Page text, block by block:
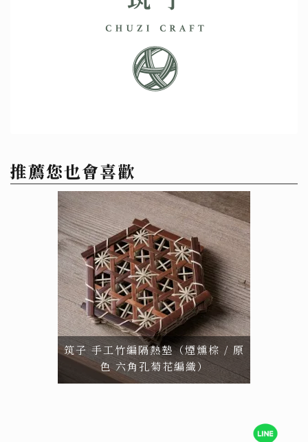
推薦您也會喜歡
筑子 手工竹編隔熱墊（煙燻棕 / 原
色 六角孔菊花編織）